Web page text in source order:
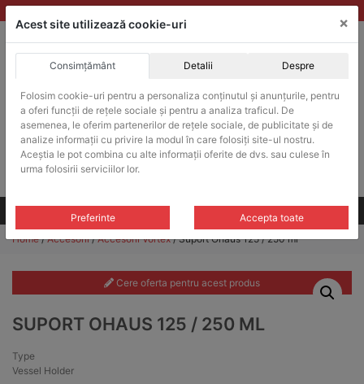
Skip
to
ACHIZITII PUBLICE
Produsele pot fi achizitionate si in sistemul SEAP / SICAP
Products
search
CAUTARE
Toate produsele
Home/Accesorii/Accesorii Vortex/ Suport Ohaus 125 / 250 ml
Cere oferta pentru acest produs
SUPORT OHAUS 125 / 250 ML
Type
Vessel Holder
Acest site utilizează cookie-uri ×
Consimțământ Detalii Despre
Folosim cookie-uri pentru a personaliza conținutul și anunțurile, pentru
a oferi funcții de rețele sociale și pentru a analiza traficul. De
asemenea, le oferim partenerilor de rețele sociale, de publicitate și de
analize informații cu privire la modul în care folosiți site-ul nostru.
Aceștia le pot combina cu alte informații oferite de dvs. sau culese în
urma folosirii serviciilor lor.
Preferinte Accepta toate